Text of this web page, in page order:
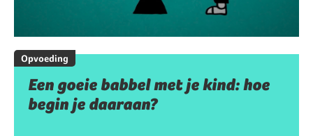
Opvoeding
Een goeie babbel met je kind: hoe
begin je daaraan?